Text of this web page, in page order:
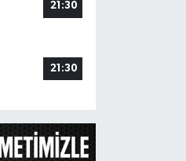
21:30
21:30